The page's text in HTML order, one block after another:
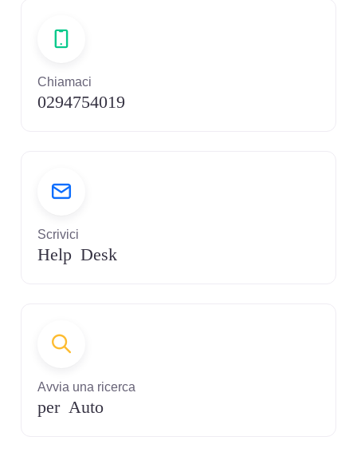
Chiamaci
0294754019
Scrivici
Help Desk
Avvia una ricerca
per Auto